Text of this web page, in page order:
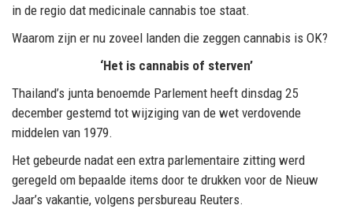
in de regio dat medicinale cannabis toe staat.
Waarom zijn er nu zoveel landen die zeggen cannabis is OK?
‘Het is cannabis of sterven’
Thailand’s junta benoemde Parlement heeft dinsdag 25
december gestemd tot wijziging van de wet verdovende
middelen van 1979.
Het gebeurde nadat een extra parlementaire zitting werd
geregeld om bepaalde items door te drukken voor de Nieuw
Jaar’s vakantie, volgens persbureau Reuters.